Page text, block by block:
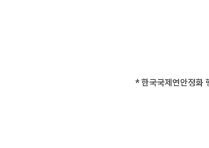
* 한국국제연안정화